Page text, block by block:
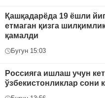
Қашқадарёда 19 ёшли
етмаган қизга
қамалди
Бугун 15:03
Россияга ишлаш учун
ўзбекистонликлар сони